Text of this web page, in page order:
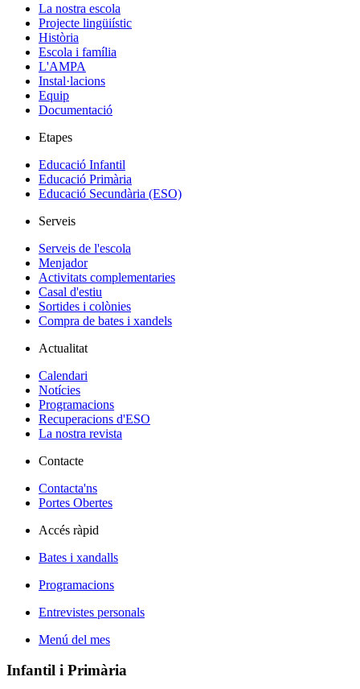
La nostra escola
Projecte lingüiístic
Història
Escola i família
L'AMPA
Instal·lacions
Equip
Documentació
Etapes
Educació Infantil
Educació Primària
Educació Secundària (ESO)
Serveis
Serveis de l'escola
Menjador
Activitats complementaries
Casal d'estiu
Sortides i colònies
Compra de bates i xandels
Actualitat
Calendari
Notícies
Programacions
Recuperacions d'ESO
La nostra revista
Contacte
Contacta'ns
Portes Obertes
Accés ràpid
Bates i xandalls
Programacions
Entrevistes personals
Menú del mes
Infantil i Primària